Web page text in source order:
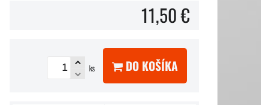
11,50 €
ks DO KOŠÍKA